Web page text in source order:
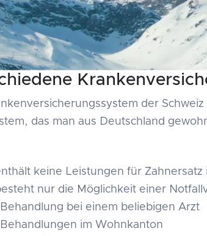
der
das man aus Deutschland
keine Leistungen für
nur die Möglichkeit einer
bei einem beliebigen Arzt
im Wohnkanton